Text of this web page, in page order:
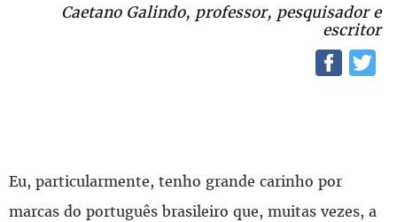
Caetano Galindo, professor, pesquisador e
escritor
Eu, particularmente, tenho grande carinho por
marcas do português brasileiro que, muitas vezes, a